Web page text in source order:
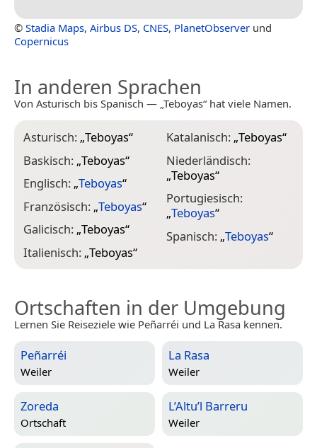
© Stadia Maps, Airbus DS, CNES, PlanetObserver und
Copernicus
In anderen Sprachen
Von Asturisch bis Spanisch — „Teboyas“ hat viele Namen.
Asturisch: „Teboyas“
Baskisch: „Teboyas“
Englisch: „Teboyas“
Französisch: „Teboyas“
Galicisch: „Teboyas“
Italienisch: „Teboyas“
Katalanisch: „Teboyas“
Niederländisch:
„Teboyas“
Portugiesisch:
„Teboyas“
Spanisch: „Teboyas“
Ortschaften in der Umgebung
Lernen Sie Reiseziele wie Peñarréi und La Rasa kennen.
Peñarréi
Weiler
La Rasa
Weiler
Zoreda
Ortschaft
L’Altu’l Barreru
Weiler